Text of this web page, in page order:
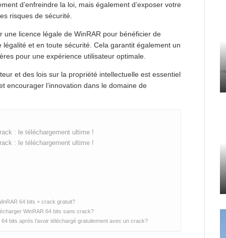
d’enfreindre la loi, mais également d’exposer votre
risques de sécurité.
une licence légale de WinRAR pour bénéficier de
et en toute sécurité. Cela garantit également un
pour une expérience utilisateur optimale.
et des lois sur la propriété intellectuelle est essentiel
encourager l’innovation dans le domaine de
: le téléchargement ultime !
: le téléchargement ultime !
64 bits + crack gratuit?
WinRAR 64 bits sans crack?
bits après l’avoir téléchargé gratuitement avec un crack?